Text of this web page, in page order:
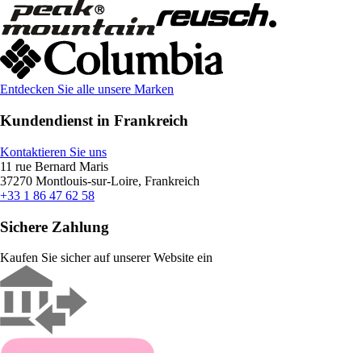
Entdecken Sie alle unsere Marken
Kundendienst in Frankreich
Kontaktieren Sie uns
11 rue Bernard Maris
37270 Montlouis-sur-Loire, Frankreich
+33 1 86 47 62 58
Sichere Zahlung
Kaufen Sie sicher auf unserer Website ein